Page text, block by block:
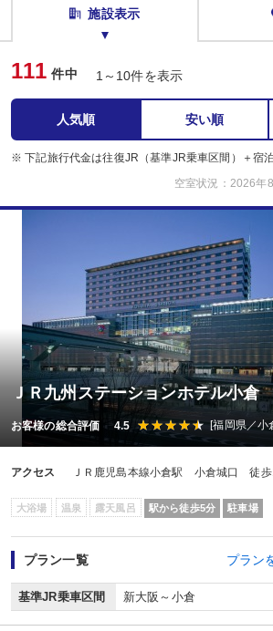
施設表示
111 件中 1～10件を表示
人気順 安い順
※ 下記旅行代金は往復JR（基準JR乗車区間）＋宿泊
空室状況：2026年
ＪＲ九州ステーションホテル小倉
お客様の総合評価 4.5 [福岡県／小
アクセス ＪＲ鹿児島本線小倉駅 小倉城口 徒
大浴場 温泉 露天風呂 駅から徒歩5分 駐車場
プラン一覧 プラン
基準JR乗車区間 新大阪～小倉